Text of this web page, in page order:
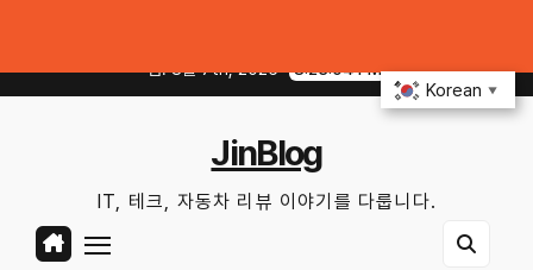
금. 8월 7th, 2026 8:23:06 PM
JinBlog
IT, 테크, 자동차 리뷰 이야기를 다룹니다.
Korean ▼